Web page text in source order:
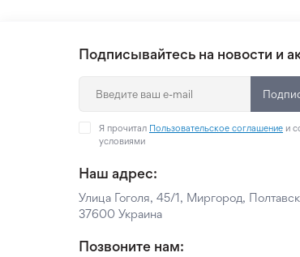
Подписывайтесь на новости и
Я прочитал Пользовательское соглашение и
условиями
Наш адрес:
Улица Гоголя, 45/1, Миргород,
37600 Украина
Позвоните нам: